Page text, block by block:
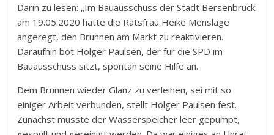
Darin zu lesen: „Im Bauausschuss der Stadt Bersenbrück
am 19.05.2020 hatte die Ratsfrau Heike Menslage
angeregt, den Brunnen am Markt zu reaktivieren.
Daraufhin bot Holger Paulsen, der für die SPD im
Bauausschuss sitzt, spontan seine Hilfe an.
Dem Brunnen wieder Glanz zu verleihen, sei mit so
einiger Arbeit verbunden, stellt Holger Paulsen fest.
Zunächst musste der Wasserspeicher leer gepumpt,